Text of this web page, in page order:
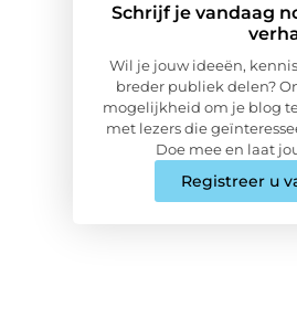
Schrijf je vandaag
Wil je jouw ideeën,
breder publiek delen?
mogelijkheid om je blog
met lezers die
Doe mee en laat
Registreer u